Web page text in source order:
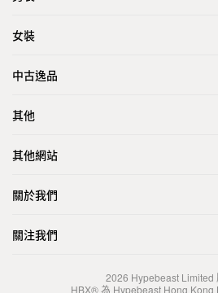
女裝
中古逸品
其他
其他網站
關於我們
關注我們
2026 Hypebeast Limited
HBX® 為 Hypebeast Hong Kong